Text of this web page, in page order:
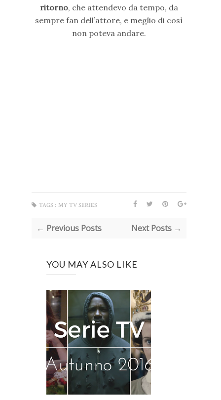
ritorno, che attendevo da tempo, da
sempre fan dell’attore, e meglio di così
non poteva andare.
TAGS : MY TV SERIES
← Previous Posts Next Posts →
YOU MAY ALSO LIKE